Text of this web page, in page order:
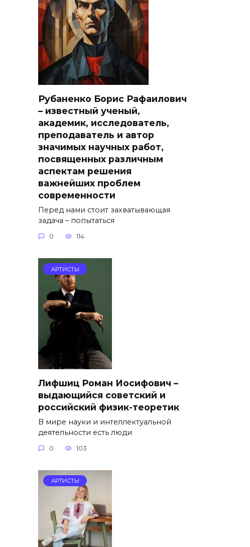
Рубаненко Борис Рафаилович
– известный ученый,
академик, исследователь,
преподаватель и автор
значимых научных работ,
посвященных различным
аспектам решения
важнейших проблем
современности
Перед нами стоит захватывающая
задача – попытаться
0 114
АРТИСТЫ
Лифшиц Роман Иосифович –
выдающийся советский и
российский физик-теоретик
В мире науки и интеллектуальной
деятельности есть люди
0 103
АРТИСТЫ